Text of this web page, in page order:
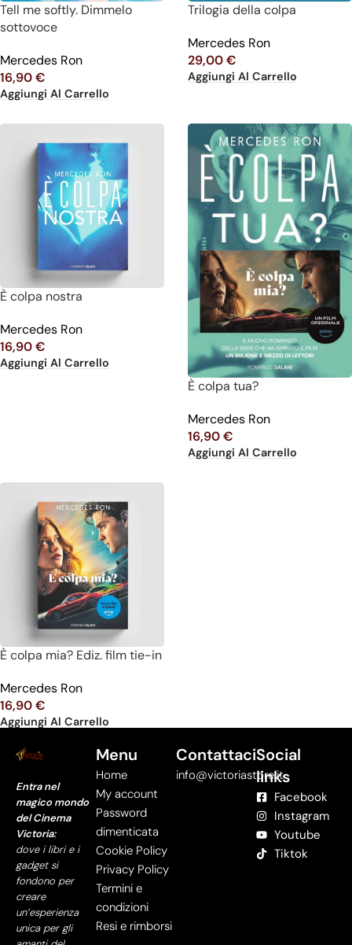
Tell me softly. Dimmelo
sottovoce
Mercedes Ron
16,90€
Aggiungi Al Carrello
Trilogia della colpa
Mercedes Ron
29,00€
Aggiungi Al Carrello
È colpa nostra
Mercedes Ron
16,90€
Aggiungi Al Carrello
È colpa tua?
Mercedes Ron
16,90€
Aggiungi Al Carrello
È colpa mia? Ediz. film tie-in
Mercedes Ron
16,90€
Aggiungi Al Carrello
Entra nel
magico mondo
del Cinema
Victoria:
dove i libri e i
gadget si
fondono per
creare
un’esperienza
unica per gli
Menu
Home
My account
Password
dimenticata
Cookie Policy
Privacy Policy
Termini e
condizioni
Resi e rimborsi
Contattaci
info@victoriastore.it
Social
links
Facebook
Instagram
Youtube
Tiktok